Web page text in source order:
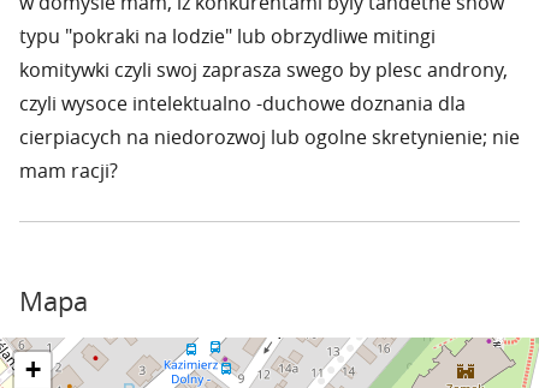
typu "pokraki na lodzie" lub obrzydliwe mitingi
komitywki czyli swoj zaprasza swego by plesc androny,
czyli wysoce intelektualno -duchowe doznania dla
cierpiacych na niedorozwoj lub ogolne skretynienie; nie
mam racji?
Mapa
+